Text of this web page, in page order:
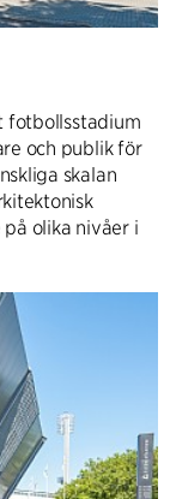
fotbollsstadium
och publik för
skalan
olika nivåer i